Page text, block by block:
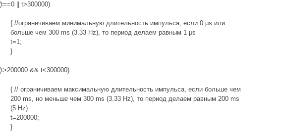
|| t>300000)
{ //ограничиваем минимальную длительность импульса, если 0 μs или
больше чем 300 ms (3.33 Hz), то период делаем равным 1 μs
t=1;
}
&& t<300000)
{ // ограничиваем максимальную длительность импульса, если больше чем
200 ms, но меньше чем 300 ms (3.33 Hz), то период делаем равным 200 ms
(5 Hz)
t=200000;
}